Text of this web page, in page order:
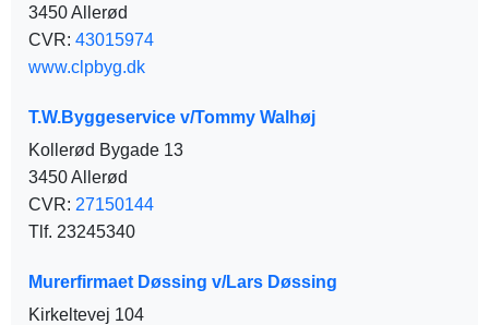
3450 Allerød
CVR: 43015974
www.clpbyg.dk
T.W.Byggeservice v/Tommy Walhøj
Kollerød Bygade 13
3450 Allerød
CVR: 27150144
Tlf. 23245340
Murerfirmaet Døssing v/Lars Døssing
Kirkeltevej 104